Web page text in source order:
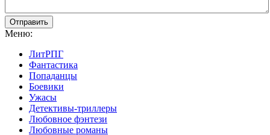
Отправить
Меню:
ЛитРПГ
Фантастика
Попаданцы
Боевики
Ужасы
Детективы-триллеры
Любовное фэнтези
Любовные романы